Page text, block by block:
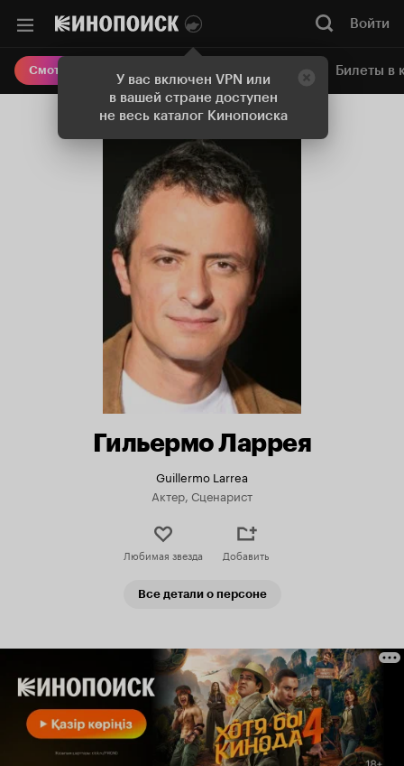
У вас включен VPN или
в вашей стране доступен
не весь каталог Кинопоиска
Войти
Смотреть кино Онлайн-кинотеатр Билеты в
Гильермо Ларрея
Guillermo Larrea
Актер, Сценарист
Любимая звезда Добавить
Все детали о персоне